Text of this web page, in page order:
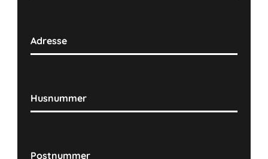
Adresse
Husnummer
Postnummer